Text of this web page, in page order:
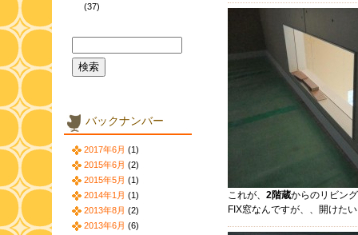
これが、 2階蔵からのリビン
FIX窓なんですが、、開けた
(37)
バックナンバー
2017年6月 (1)
2015年6月 (2)
2015年5月 (1)
2014年1月 (1)
2013年8月 (2)
2013年6月 (6)